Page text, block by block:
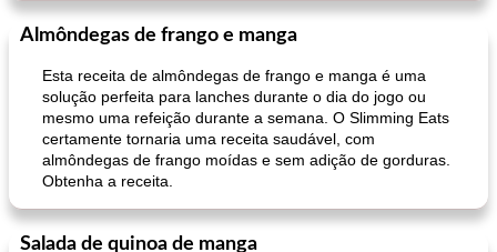
Almôndegas de frango e manga
Esta receita de almôndegas de frango e manga é uma
solução perfeita para lanches durante o dia do jogo ou
mesmo uma refeição durante a semana. O Slimming Eats
certamente tornaria uma receita saudável, com
almôndegas de frango moídas e sem adição de gorduras.
Obtenha a receita.
Salada de quinoa de manga